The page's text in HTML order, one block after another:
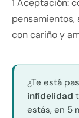
1 Aceptación:
con cariño y
¿Te está
infidelidad
estás, en 5